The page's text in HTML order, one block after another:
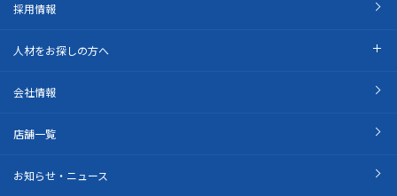
採用情報
人材をお探しの方へ
会社情報
店舗一覧
お知らせ・ニュース